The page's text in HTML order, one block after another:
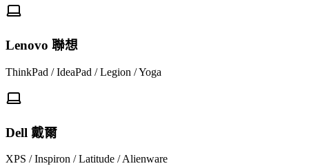
Lenovo 聯想
ThinkPad / IdeaPad / Legion / Yoga
Dell 戴爾
XPS / Inspiron / Latitude / Alienware